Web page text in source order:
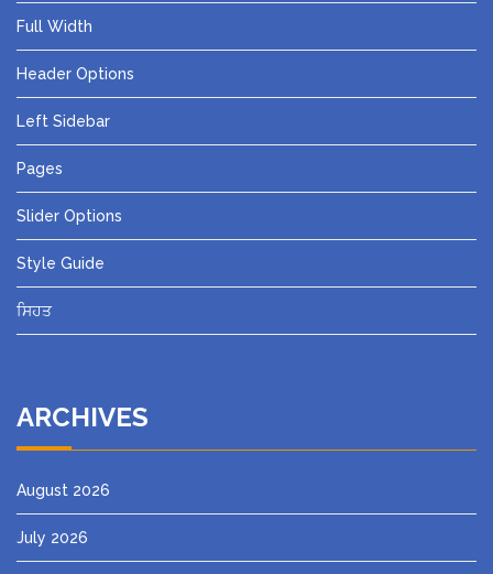
Full Width
Header Options
Left Sidebar
Pages
Slider Options
Style Guide
ਸਿਹਤ
ARCHIVES
August 2026
July 2026